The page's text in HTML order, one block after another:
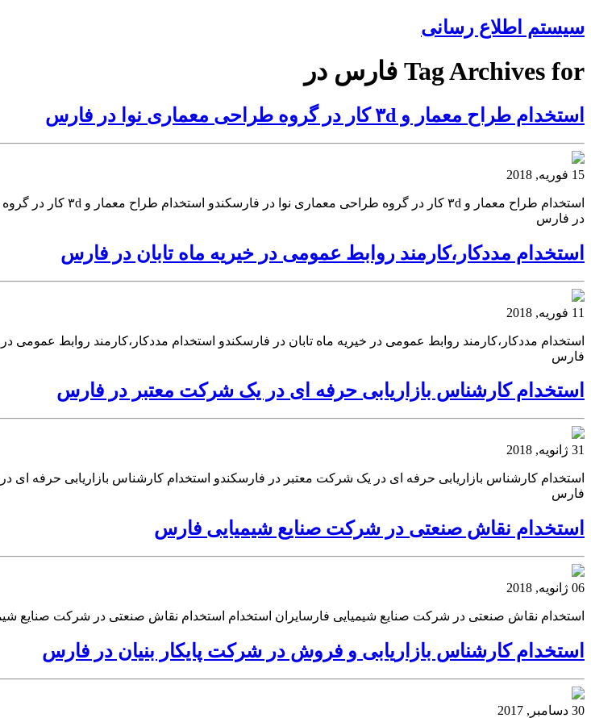
سیستم اطلاع رسانی
Tag Archives for فارس در
استخدام طراح معمار و ۳d کار در گروه طراحی معماری نوا در فارس
15 فوریه, 2018
در فارس
استخدام مددکار،کارمند روابط عمومی در خیریه ماه تابان در فارس
11 فوریه, 2018
استخدام مددکار،کارمند روابط عمومی در خیریه ماه تابان در فارسکندو استخدام مددکار،کارمند روابط عمومی
فارس
استخدام کارشناس بازاریابی حرفه ای در یک شرکت معتبر در فارس
31 ژانویه, 2018
استخدام کارشناس بازاریابی حرفه ای در یک شرکت معتبر در فارسکندو استخدام کارشناس بازاریابی حرفه
فارس
استخدام نقاش صنعتی در شرکت صنایع شیمیایی فارس
06 ژانویه, 2018
استخدام نقاش صنعتی در شرکت صنایع شیمیایی فارسایران استخدام استخدام نقاش صنعتی در شرکت صنایع
استخدام کارشناس بازاریابی و فروش در شرکت پایکار بنیان در فارس
30 دسامبر, 2017